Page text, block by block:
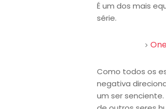
É um dos mais
série.
Como todos os
negativa
um ser